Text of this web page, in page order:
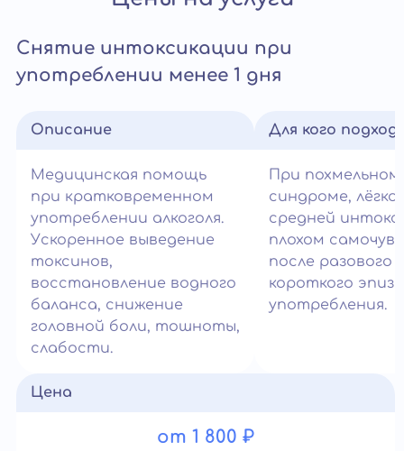
Снятие интоксикации при
употреблении менее 1 дня
Описание
Медицинская помощь
при кратковременном
употреблении алкоголя.
Ускоренное выведение
токсинов,
восстановление водного
баланса, снижение
головной боли, тошноты,
слабости.
Для кого
При похмельном
синдроме,
средней
плохом
после разового
короткого
употребления.
Цена
от 1 800 ₽